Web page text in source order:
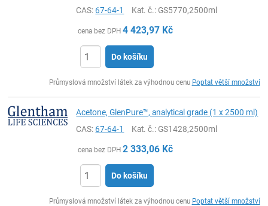
CAS:67-64-1 Kat. č.: GS5770,2500ml
cena bez DPH 4 423,97 Kč
Do košíku
Průmyslová množství látek za výhodnou cenu Poptat větší množství
Acetone, GlenPure™, analytical grade (1 x 2500 ml)
CAS:67-64-1 Kat. č.: GS1428,2500ml
cena bez DPH 2 333,06 Kč
Do košíku
Průmyslová množství látek za výhodnou cenu Poptat větší množství